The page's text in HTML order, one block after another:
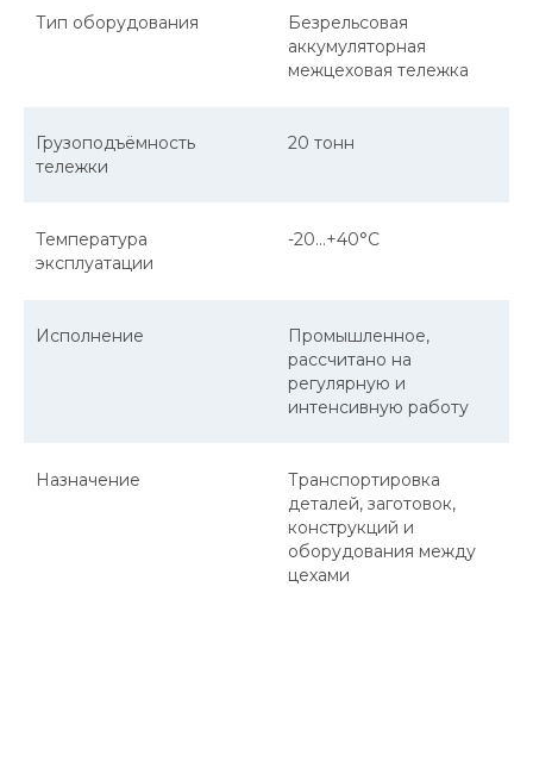
Тип оборудования
Безрельсовая
аккумуляторная
межцеховая тележка
Грузоподъёмность
тележки
20 тонн
Температура
эксплуатации
-20...+40°C
Исполнение
Промышленное,
рассчитано на
регулярную и
интенсивную работу
Назначение
Транспортировка
деталей, заготовок,
конструкций и
оборудования между
цехами